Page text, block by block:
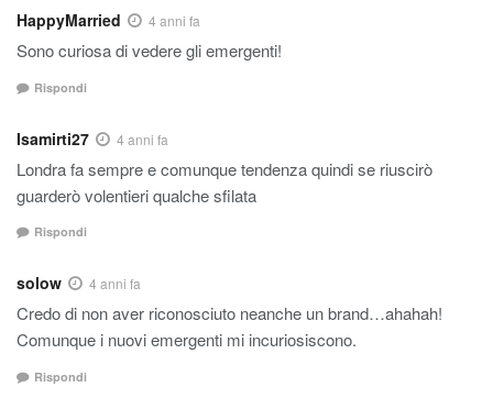
HappyMarried 4 anni fa
Sono curiosa di vedere gli emergenti!
Rispondi
Isamirti27 4 anni fa
Londra fa sempre e comunque tendenza quindi se riuscirò
guarderò volentieri qualche sfilata
Rispondi
solow 4 anni fa
Credo di non aver riconosciuto neanche un brand…ahahah!
Comunque i nuovi emergenti mi incuriosiscono.
Rispondi